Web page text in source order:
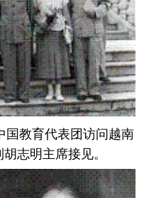
教育代表团访问越南
志明主席接见。